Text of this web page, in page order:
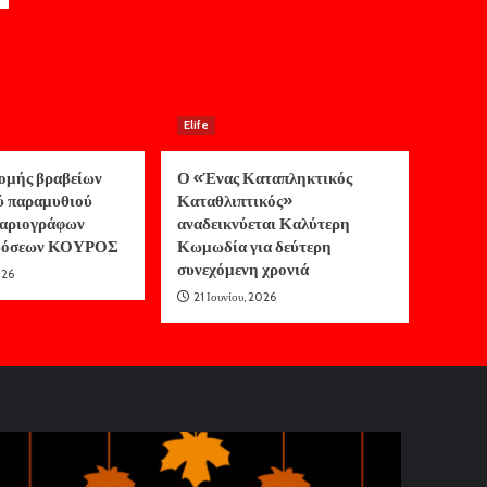
βραβείων
παραμυθιού
ΚΟΥΡΟΣ
Elife
Ο «Ένας Καταπληκτικός
Καταθλιπτικός»
αναδεικνύεται Καλύτερη
Κωμωδία για δεύτερη
συνεχόμενη χρονιά
21 Ιουνίου, 2026